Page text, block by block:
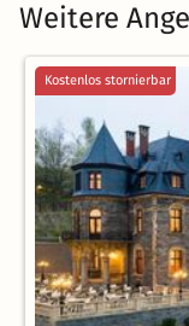
Weitere
Kostenlos stornierbar